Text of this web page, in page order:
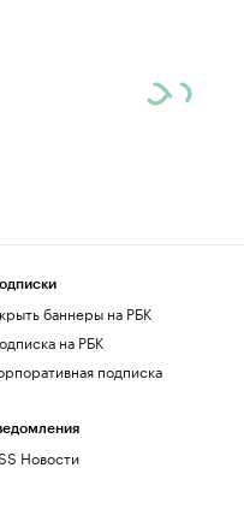
баннеры на РБК
на РБК
подписка
Новости